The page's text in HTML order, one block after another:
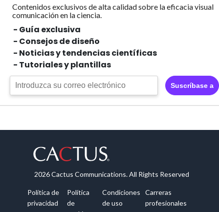
Contenidos exclusivos de alta calidad sobre la eficacia visual
comunicación en la ciencia.
- Guía exclusiva
- Consejos de diseño
- Noticias y tendencias científicas
- Tutoriales y plantillas
Suscríbase a
2026 Cactus Communications. All Rights Reserved
Política de
privacidad
Política
de
Condiciones
de uso
Carreras
profesionales